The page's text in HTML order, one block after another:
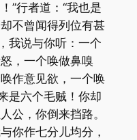
”行者道：“我也是
不曾闻得列位有甚
我说与你听：一个
，一个唤做鼻嗅
作意见欲，一个唤
是六个毛贼！你却
公，你倒来挡路。
你作七分儿均分，